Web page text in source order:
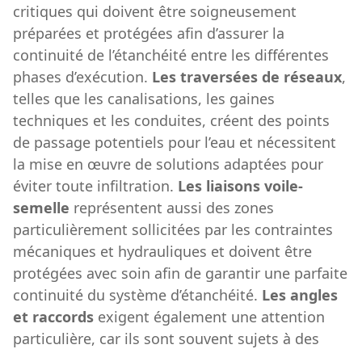
critiques qui doivent être soigneusement
préparées et protégées afin d’assurer la
continuité de l’étanchéité entre les différentes
phases d’exécution. Les traversées de réseaux,
telles que les canalisations, les gaines
techniques et les conduites, créent des points
de passage potentiels pour l’eau et nécessitent
la mise en œuvre de solutions adaptées pour
éviter toute infiltration. Les liaisons voile-
semelle représentent aussi des zones
particulièrement sollicitées par les contraintes
mécaniques et hydrauliques et doivent être
protégées avec soin afin de garantir une parfaite
continuité du système d’étanchéité. Les angles
et raccords exigent également une attention
particulière, car ils sont souvent sujets à des